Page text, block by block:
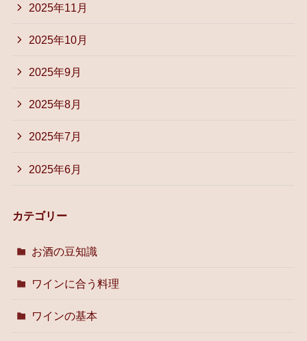
2025年11月
2025年10月
2025年9月
2025年8月
2025年7月
2025年6月
カテゴリー
お酒の豆知識
ワインに合う料理
ワインの基本